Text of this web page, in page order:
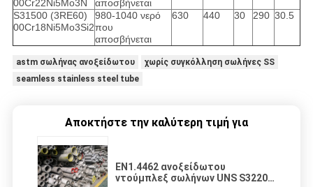
00Cr22Ni5Mo3N
αποσβήνεται
S31500 (3RE60)
00Cr18Ni5Mo3Si2
980-1040 νερό
που
αποσβήνεται
630 440 30 290 30.5
astm σωλήνας ανοξείδωτου
χωρίς συγκόλληση σωλήνες SS
seamless stainless steel tube
Αποκτήστε την καλύτερη τιμή για
EN1.4462 ανοξείδωτου
ντούμπλεξ σωλήνων UNS S32205